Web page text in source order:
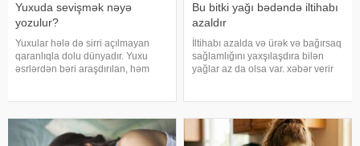
Yuxuda sevişmək nəyə
yozulur?
Yuxular hələ də sirri açılmayan
qaranlıqla dolu dünyadır. Yuxu
əsrlərdən bəri araşdırılan, həm
rəngarəng yuxular bəzən də
cinsəlikl
Bu bitki yağı bədəndə iltihabı
azaldır
İltihabı azalda və ürək və bağırsaq
sağlamlığını yaxşılaşdıra bilən
yağlar az da olsa var. xəbər verir
preslənmiş kətan toxumlarında